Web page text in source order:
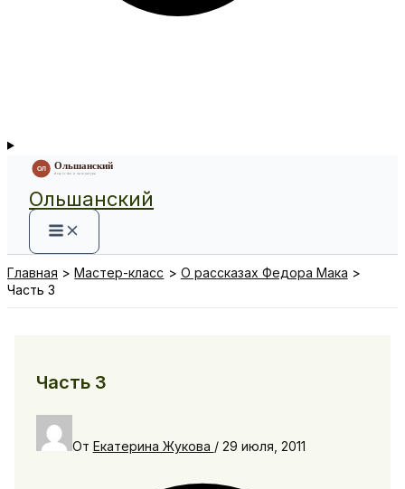
Ольшанский
Главная Мастер-класс
О рассказах Федора Мака
Часть 3
Часть 3
От Екатерина Жукова / 29 июля, 2011